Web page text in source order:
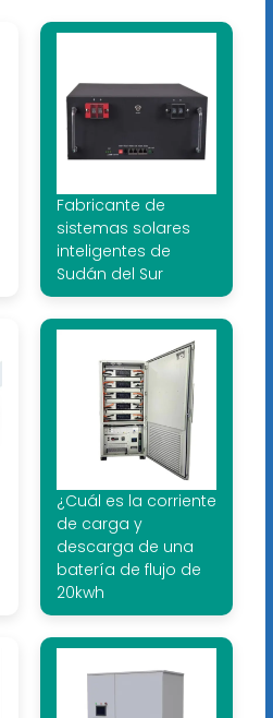
Fabricante de
sistemas solares
inteligentes de
Sudán del Sur
¿Cuál es la corriente
de carga y
descarga de una
batería de flujo de
20kwh